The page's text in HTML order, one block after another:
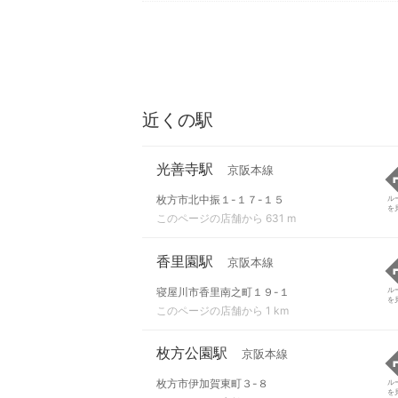
近くの駅
光善寺駅 京阪本線
枚方市北中振１-１７-１５
このページの店舗から 631 m
ル
を
香里園駅 京阪本線
寝屋川市香里南之町１９-１
このページの店舗から 1 km
ル
を
枚方公園駅 京阪本線
枚方市伊加賀東町３-８
ル
を